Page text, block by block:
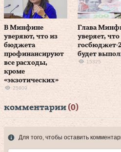
В Минфине
уверяют, что из
бюджета
профинансируют
все расходы,
кроме
«экзотических»
25809
Глава
уверяет, что
госбюджет-
будет
15325
комментарии (0)
Для того, чтобы оставить